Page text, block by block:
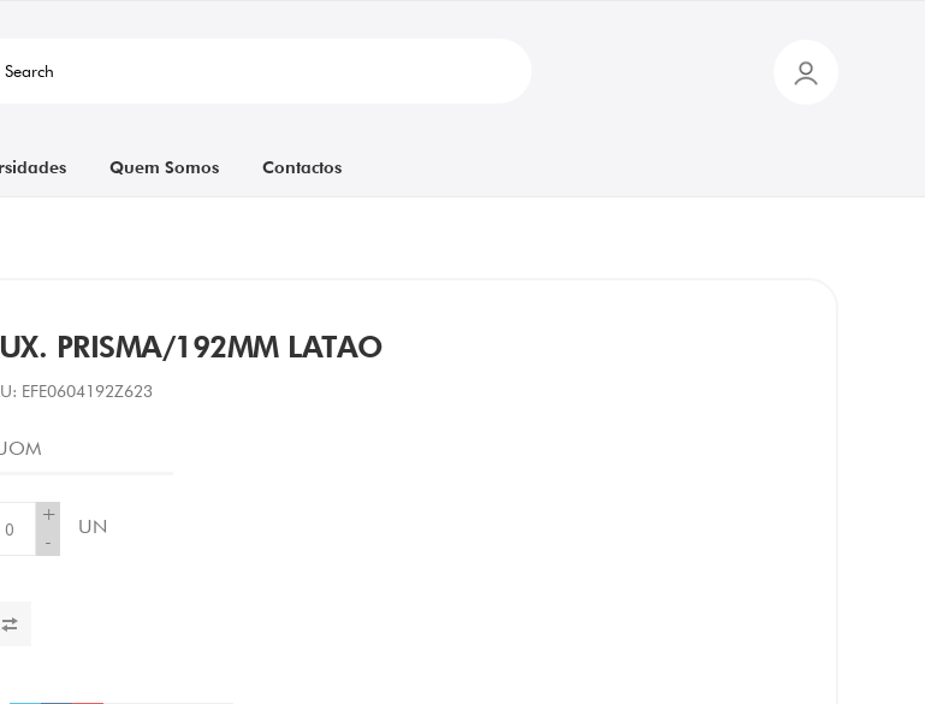
Quem Somos Contactos
PRISMA/192MM LATAO
EFE0604192Z623
+
-
UN